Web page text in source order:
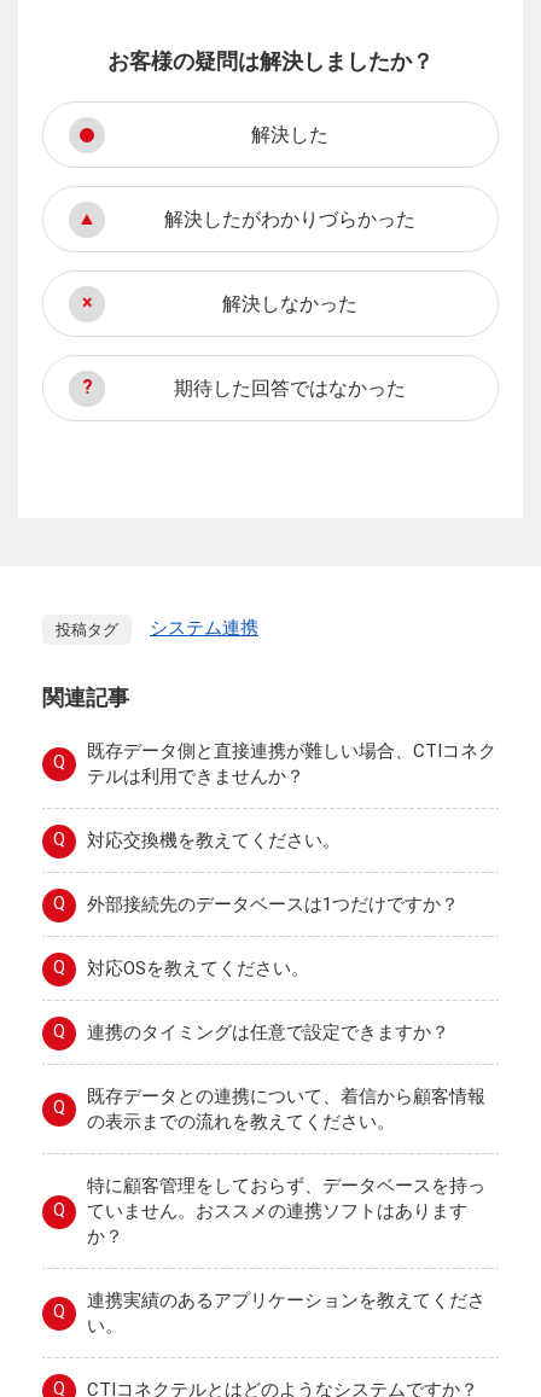
お客様の疑問は解決しましたか？
解決した
解決したがわかりづらかった
解決しなかった
期待した回答ではなかった
投稿タグ システム連携
関連記事
Q
既存データ側と直接連携が難しい場合、CTIコネク
テルは利用できませんか？
Q 対応交換機を教えてください。
Q 外部接続先のデータベースは1つだけですか？
Q 対応OSを教えてください。
Q 連携のタイミングは任意で設定できますか？
Q
既存データとの連携について、着信から顧客情報
の表示までの流れを教えてください。
Q
特に顧客管理をしておらず、データベースを持っ
ていません。おススメの連携ソフトはあります
か？
Q
連携実績のあるアプリケーションを教えてくださ
い。
Q CTIコネクテルとはどのようなシステムですか？